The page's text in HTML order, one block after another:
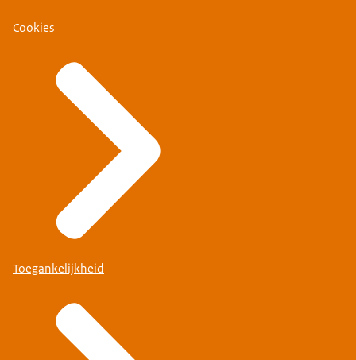
Cookies
Toegankelijkheid